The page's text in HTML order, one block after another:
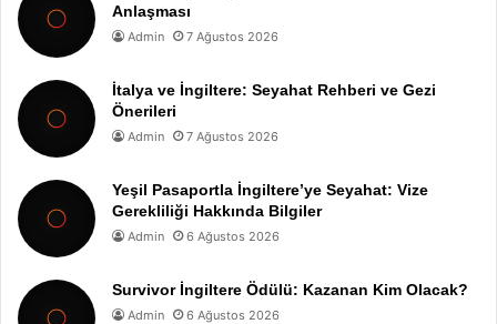
Anlaşması
Admin 7 Ağustos 2026
İtalya ve İngiltere: Seyahat Rehberi ve Gezi
Önerileri
Admin 7 Ağustos 2026
Yeşil Pasaportla İngiltere’ye Seyahat: Vize
Gerekliliği Hakkında Bilgiler
Admin 6 Ağustos 2026
Survivor İngiltere Ödülü: Kazanan Kim Olacak?
Admin 6 Ağustos 2026